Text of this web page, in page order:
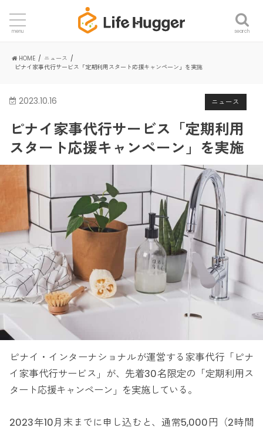
search
menu
HOME
ニュース
ピナイ家事代行サービス「定期利用スタート応援キャンペーン」を実施
ニュース
2023.10.16
ピナイ家事代行サービス「定期利用
スタート応援キャンペーン」を実施
ピナイ・インターナショナルが運営する家事代行「ピナ
イ家事代行サービス」が、先着30名限定の「定期利用ス
タート応援キャンペーン」を実施している。
2023年10月末までに申し込むと、通常5,000円（2時間